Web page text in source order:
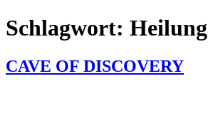
Schlagwort: Heilung
CAVE OF DISCOVERY